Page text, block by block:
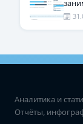
Аналитика и
Отчёты,